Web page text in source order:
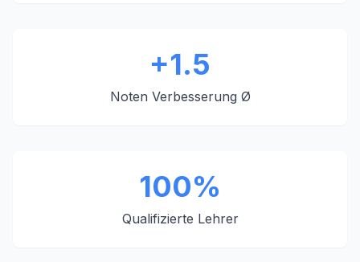
+1.5
Noten Verbesserung Ø
100%
Qualifizierte Lehrer